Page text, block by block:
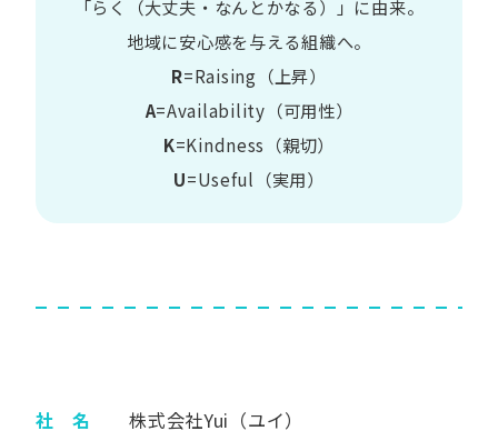
​「らく​（大丈夫・なんとかなる）」に​由来。
地域に​安心感を​与える​組織へ。
R=Raising（上昇）
A=Availability​（可用性）
K=Kindness​（親切）
U=Useful​（実用）​
社 名
株式会社Yui（ユイ）